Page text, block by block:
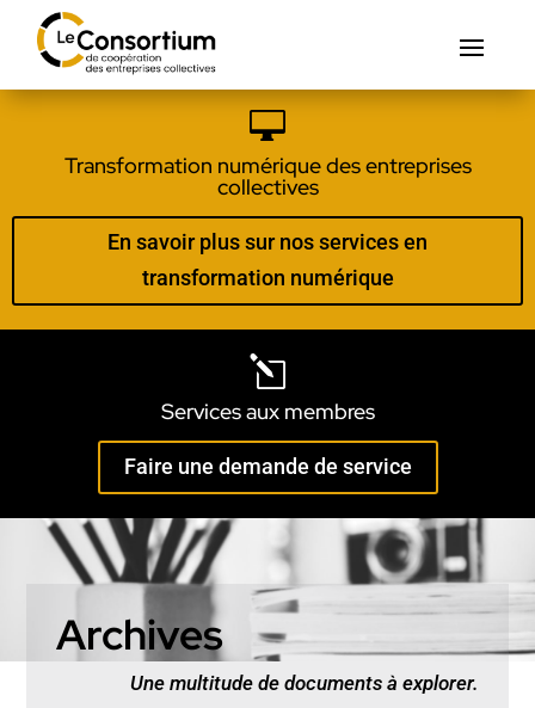

Transformation numérique des entreprises
collectives
En savoir plus sur nos services en
transformation numérique
l
Services aux membres
Faire une demande de service
Archives
Une multitude de documents à explorer.